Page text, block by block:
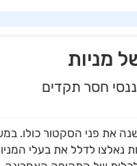
מניות
חסר תקדים
את פני הסקטור כולו.
נאלצו לדלל את בעלי